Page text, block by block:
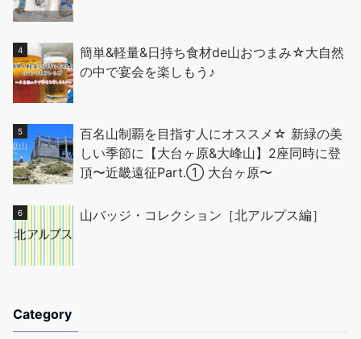
簡単&軽量&日持ち食材de山おつまみ☆大自然
の中で宴会を楽しもう♪
百名山制覇を目指す人にオススメ☆ 新緑の美
しい季節に【大台ヶ原&大峰山】2座同時に登
頂〜近畿遠征Part.① 大台ヶ原〜
山バッジ・コレクション［北アルプス編］
Category